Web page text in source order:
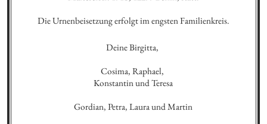
Die Urnenbeisetzung erfolgt im engsten Familienkreis.
Deine Birgitta,
Cosima, Raphael,
Konstantin und Teresa
Gordian, Petra, Laura und Martin